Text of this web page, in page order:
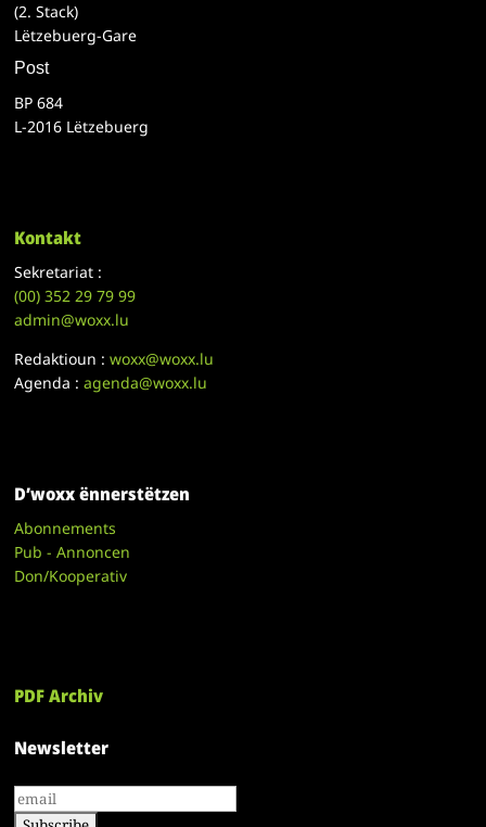
(2. Stack)
Lëtzebuerg-Gare
Post
BP 684
L-2016 Lëtzebuerg
Kontakt
Sekretariat :
(00)352 29 79 99
admin@woxx.lu
Redaktioun :woxx@woxx.lu
Agenda :agenda@woxx.lu
D’woxx ënnerstëtzen
Abonnements
Pub - Annoncen
Don/Kooperativ
PDF Archiv
Newsletter